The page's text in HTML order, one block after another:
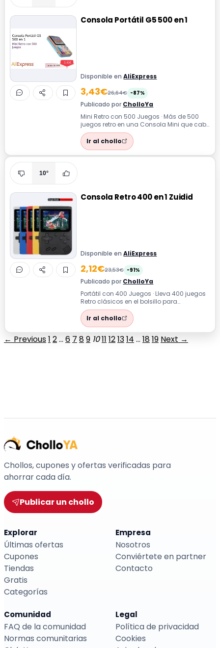
Consola Portátil G5 500 en 1
Disponible enAliExpress
3,43€26,64€ -87%
Publicado por CholloYa
Mini Retro con 500 Juegos · Más de 500
juegos retro en una Consola Mini que cabe
en el bolsillo para entretenimiento ...
Ir al chollo
10°
Consola Retro 400 en 1 Zuidid
Disponible enAliExpress
2,12€23,53€ -91%
Publicado por CholloYa
Portátil con 400 Juegos · Lleva 400 juegos
Retro clásicos en el bolsillo para
entretenimiento sin límites en cualquie...
Ir al chollo
← Previous1 2… 6 7 89 1011 121314 … 1819 Next →
Chollos, cupones y ofertas verificadas para
ahorrar cada día.
Publicar un chollo
Explorar
Últimas ofertas
Cupones
Tiendas
Gratis
Categorías
Empresa
Nosotros
Conviértete en partner
Contacto
Comunidad
FAQ de la comunidad
Normas comunitarias
Legal
Política de privacidad
Cookies